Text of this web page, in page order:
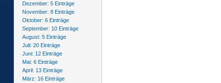
Dezember: 5 Einträge
November: 8 Einträge
Oktober: 6 Einträge
September: 10 Einträge
August: 5 Einträge
Juli: 20 Einträge
Juni: 12 Einträge
Mai: 6 Einträge
April: 13 Einträge
März: 16 Einträge